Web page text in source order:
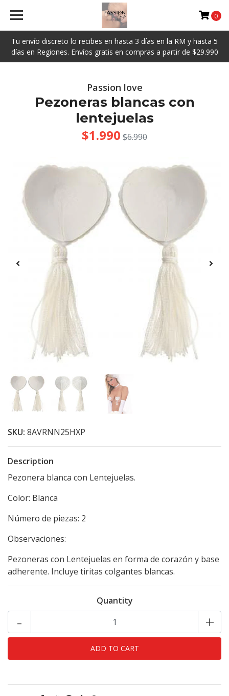
Tu envío discreto lo recibes en hasta 3 días en la RM y hasta 5
días en Regiones. Envíos gratis en compras a partir de $29.990
0
Passion love
Pezoneras blancas con
lentejuelas
$1.990 $6.990
SKU: 8AVRNN25HXP
Description
Pezonera blanca con Lentejuelas.
Color: Blanca
Número de piezas: 2
Observaciones:
Pezoneras con Lentejuelas en forma de corazón y base
adherente. Incluye tiritas colgantes blancas.
Quantity
- +